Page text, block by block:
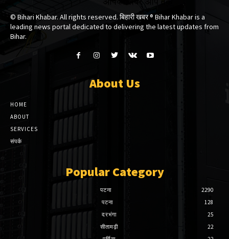
© Bihari Khabar. All rights reserved. बिहारी खबर ®​ Bihar Khabar is a
leading news portal dedicated to delivering the latest updates from
Bihar.
About Us
HOME
ABOUT
SERVICES
संपर्क
Popular Category
पटना
2290
पटना
128
दरभंगा
25
सीतामढ़ी
22